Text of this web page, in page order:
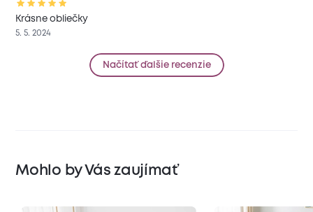
Krásne obliečky
5. 5. 2024
Načítať ďalšie recenzie
Mohlo by Vás zaujímať